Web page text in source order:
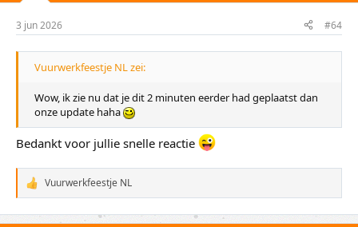
e
n
3 jun 2026 #64
Vuurwerkfeestje NL zei:
Wow, ik zie nu dat je dit 2 minuten eerder had geplaatst dan
onze update haha
Bedankt voor jullie snelle reactie
W
a
a
Vuurwerkfeestje NL